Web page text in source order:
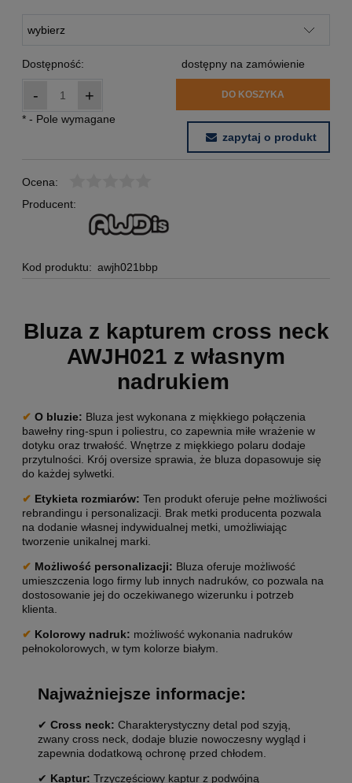
Dostępność: dostępny na zamówienie
- + DO KOSZYKA
* - Pole wymagane
zapytaj o produkt
Ocena:
Producent:
Kod produktu: awjh021bbp
Bluza z kapturem cross neck
AWJH021 z własnym
nadrukiem
✔ O bluzie: Bluza jest wykonana z miękkiego połączenia
bawełny ring-spun i poliestru, co zapewnia miłe wrażenie w
dotyku oraz trwałość. Wnętrze z miękkiego polaru dodaje
przytulności. Krój oversize sprawia, że bluza dopasowuje się
do każdej sylwetki.
✔ Etykieta rozmiarów: Ten produkt oferuje pełne możliwości
rebrandingu i personalizacji. Brak metki producenta pozwala
na dodanie własnej indywidualnej metki, umożliwiając
tworzenie unikalnej marki.
✔ Możliwość personalizacji: Bluza oferuje możliwość
umieszczenia logo firmy lub innych nadruków, co pozwala na
dostosowanie jej do oczekiwanego wizerunku i potrzeb
klienta.
✔ Kolorowy nadruk: możliwość wykonania nadruków
pełnokolorowych, w tym kolorze białym.
Najważniejsze informacje:
✔ Cross neck: Charakterystyczny detal pod szyją,
zwany cross neck, dodaje bluzie nowoczesny wygląd i
zapewnia dodatkową ochronę przed chłodem.
✔ Kaptur: Trzyczęściowy kaptur z podwójną